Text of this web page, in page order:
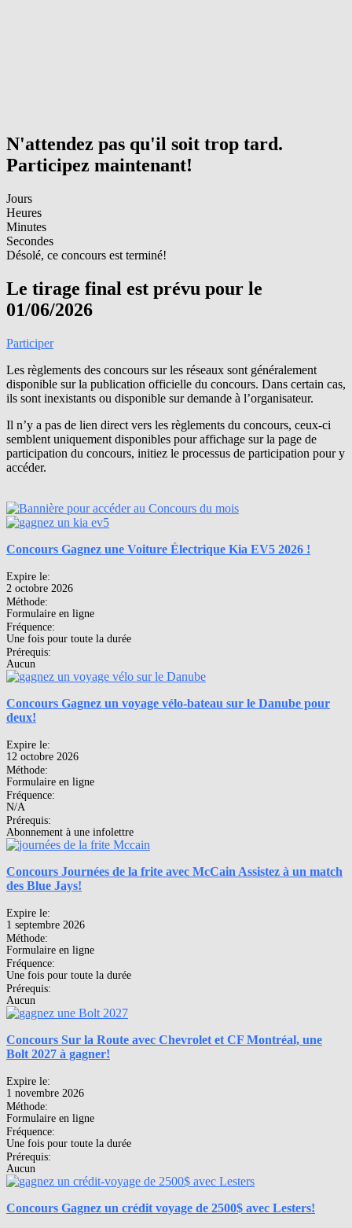
N'attendez pas qu'il soit trop tard.
Participez maintenant!
Jours
Heures
Minutes
Secondes
Désolé, ce concours est terminé!
Le tirage final est prévu pour le
01/06/2026
Participer
Les règlements des concours sur les réseaux sont généralement
disponible sur la publication officielle du concours. Dans certain cas,
ils sont inexistants ou disponible sur demande à l’organisateur.
Il n’y a pas de lien direct vers les règlements du concours, ceux-ci
semblent uniquement disponibles pour affichage sur la page de
participation du concours, initiez le processus de participation pour y
accéder.
Concours Gagnez une Voiture Électrique Kia EV5 2026 !
Expire le:
2 octobre 2026
Méthode:
Formulaire en ligne
Fréquence:
Une fois pour toute la durée
Prérequis:
Aucun
Concours Gagnez un voyage vélo-bateau sur le Danube pour
deux!
Expire le:
12 octobre 2026
Méthode:
Formulaire en ligne
Fréquence:
N/A
Prérequis:
Abonnement à une infolettre
Concours Journées de la frite avec McCain Assistez à un match
des Blue Jays!
Expire le:
1 septembre 2026
Méthode:
Formulaire en ligne
Fréquence:
Une fois pour toute la durée
Prérequis:
Aucun
Concours Sur la Route avec Chevrolet et CF Montréal, une
Bolt 2027 à gagner!
Expire le:
1 novembre 2026
Méthode:
Formulaire en ligne
Fréquence:
Une fois pour toute la durée
Prérequis:
Aucun
Concours Gagnez un crédit voyage de 2500$ avec Lesters!